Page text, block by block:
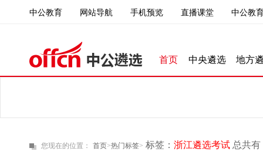
中公教育 网站导航 手机预览 直播课堂 中公教
首页 中央遴选 地方
您现在的位置： 首页>热门标签> 标签： 浙江遴选考试 总共有